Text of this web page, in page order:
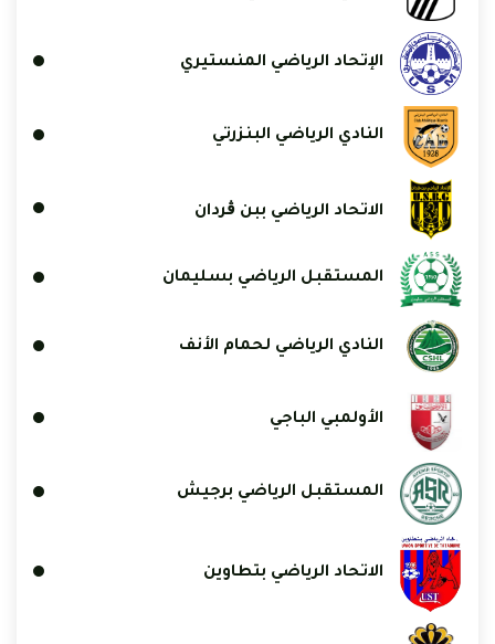
الإتحاد الرياضي المنستيري
النادي الرياضي البنزرتي
الاتحاد الرياضي ببن ڨردان
المستقبل الرياضي بسليمان
النادي الرياضي لحمام الأنف
الأولمبي الباجي
المستقبل الرياضي برجيش
الاتحاد الرياضي بتطاوين